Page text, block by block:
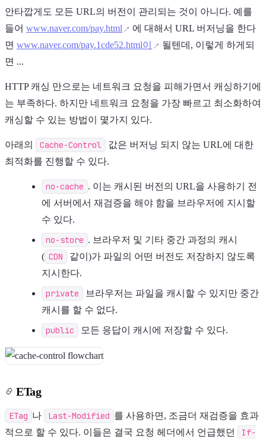
안타깝게도 모든 URL의 버전이 관리되는 것이 아니다. 예를
들어 www.naver.com/pay.html
에 대해서 URL 버저닝을 한다
면 www.naver.com/pay.1cde52.html이
될텐데, 이렇게 하게되
면 ...
HTTP 캐싱 만으로는 네트워크 요청을 피해가면서 캐싱하기에
는 부족하다. 하지만 네트워크 요청을 가장 빠르고 최소화하여
캐싱할 수 있는 방법이 몇가지 있다.
아래의 Cache-Control
값은 버저닝 되지 않는 URL에 대한
최적화를 진행할 수 있다.
no-cache . 이는 캐시된 버전의 URL을 사용하기 전
에 서버에서 재검증을 해야 함을 브라우저에 지시할
수 있다.
no-store . 브라우저 및 기타 중간 과정의 캐시
( CDN
같이)가 파일의 어떤 버전도 저장하지 않도록
지시한다.
private
브라우저는 파일을 캐시할 수 있지만 중간
캐시를 할 수 없다.
public 모든 응답이 캐시에 저장할 수 있다.
ETag
ETag 나 Last-Modified 를 사용하면, 조금더 재검증을 효과
적으로 할 수 있다. 이들은 결국 요청 헤더에서 언급했던
If-